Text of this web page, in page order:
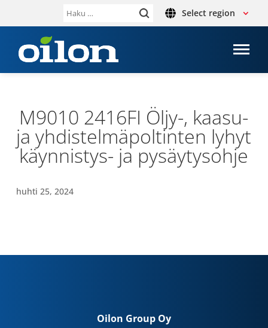
Haku: Select region
M9010 2416FI Öljy-, kaasu-
ja yhdis­tel­mä­pol­tin­ten lyhyt
käynnistys-​ ja pysäy­tys­ohje
huhti 25, 2024
Oilon Group Oy